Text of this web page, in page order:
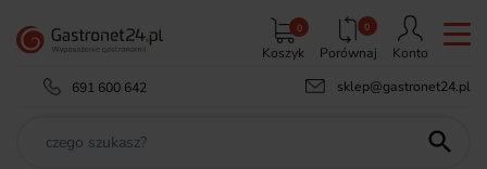
Koszyk
0 0
Porównaj
Konto
691 600 642
sklep@gastronet24.pl
